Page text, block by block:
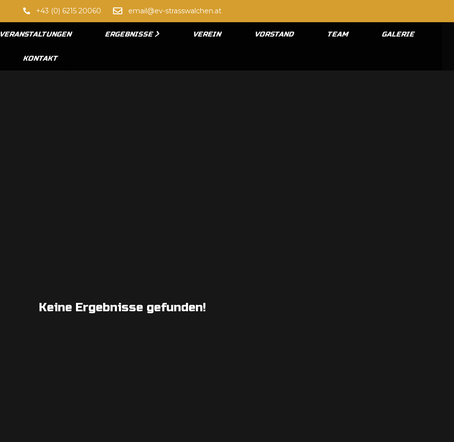
+43 (0) 6215 20060 email@ev-strasswalchen.at
VERANSTALTUNGEN ERGEBNISSE VEREIN VORSTAND TEAM GALERIE
KONTAKT
Keine Ergebnisse gefunden!